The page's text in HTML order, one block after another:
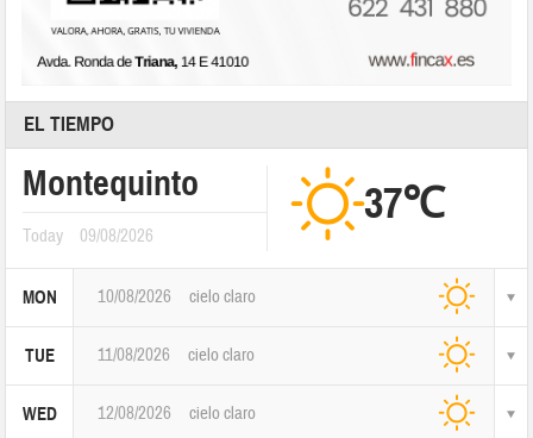
EL TIEMPO
Montequinto
Today 09/08/2026
37℃
MON 10/08/2026 cielo claro
TUE 11/08/2026 cielo claro
WED 12/08/2026 cielo claro